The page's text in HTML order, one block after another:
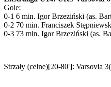
Gole:
0-1 6 min. Igor Brzeziński (as.
0-2 70 min. Franciszek
0-3 73 min. Igor Brzeziński (as.
Strzały (celne)[20-80']: Varsovia